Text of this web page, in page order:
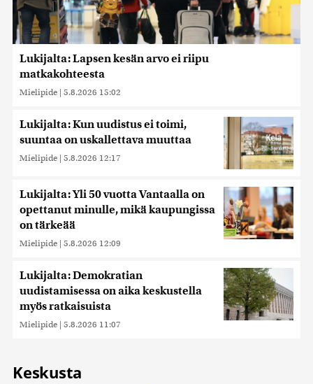
Lukijalta: Lapsen kesän arvo ei riipu
matkakohteesta
Mielipide | 5.8.2026 15:02
Lukijalta: Kun uudistus ei toimi,
suuntaa on uskallettava muuttaa
Mielipide | 5.8.2026 12:17
Lukijalta: Yli 50 vuotta Vantaalla on
opettanut minulle, mikä kaupungissa
on tärkeää
Mielipide | 5.8.2026 12:09
Lukijalta: Demokratian
uudistamisessa on aika keskustella
myös ratkaisuista
Mielipide | 5.8.2026 11:07
Keskusta